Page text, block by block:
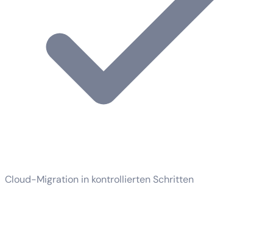
Cloud-Migration in kontrollierten Schritten